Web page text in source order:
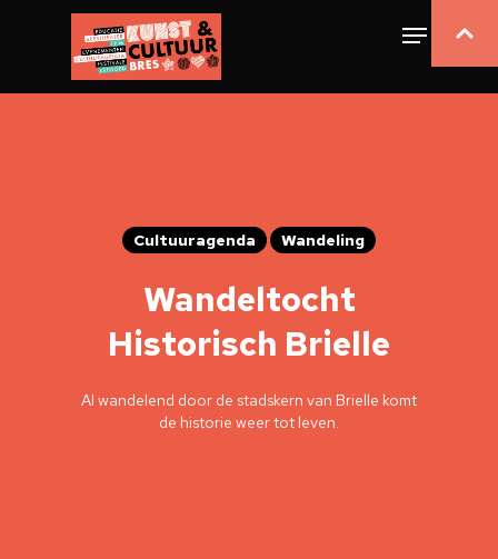
Cultuuragenda Wandeling
Wandeltocht
Historisch Brielle
Al wandelend door de stadskern van Brielle komt
de historie weer tot leven.